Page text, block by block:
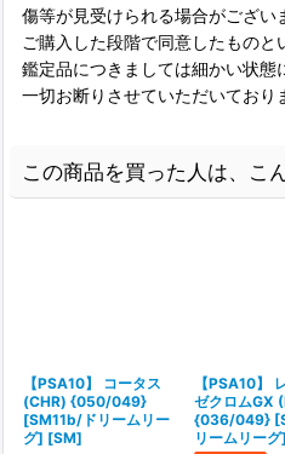
傷等が見受けられる場合がござい
ご購入した段階で同意したものと
鑑定品につきましては細かい状態
一切お断りさせていただいており
この商品を買った人は、こ
【PSA10】 コータス
(CHR) {050/049}
[SM11b/ドリームリー
グ] [SM]
【PSA10】
ゼクロムGX
{036/049}
リームリー